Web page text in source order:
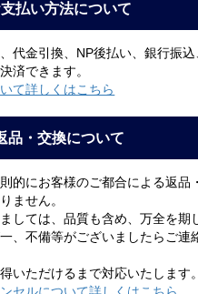
払い方法について
代金引換、NP後払い、銀行振込
済できます。
て詳しくはこちら
品・交換について
的にお客様のご都合による返品
ません。
しては、品質も含め、万全を期
、不備等がございましたらご連
いただけるまで対応いたします